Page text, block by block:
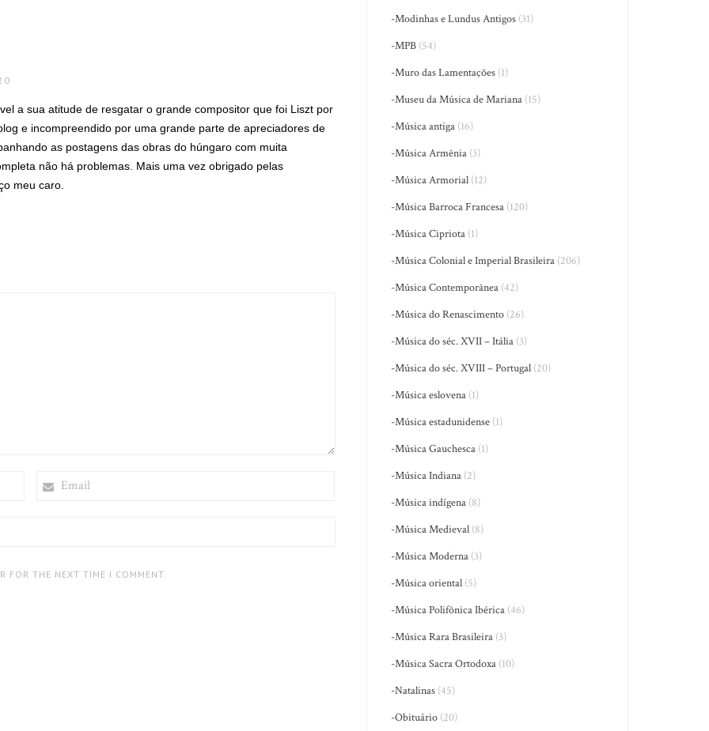
a sua atitude de resgatar o grande compositor que foi Liszt por
e incompreendido por uma grande parte de apreciadores de
as postagens das obras do húngaro com muita
não há problemas. Mais uma vez obrigado pelas
meu caro.
FOR THE NEXT TIME I COMMENT.
-Modinhas e Lundus Antigos (31)
-MPB (54)
-Muro das Lamentações (1)
-Museu da Música de Mariana (15)
-Música antiga (16)
-Música Armênia (3)
-Música Armorial (12)
-Música Barroca Francesa (120)
-Música Cipriota (1)
-Música Colonial e Imperial Brasileira (206)
-Música Contemporânea (42)
-Música do Renascimento (26)
-Música do séc. XVII – Itália (3)
-Música do séc. XVIII – Portugal (20)
-Música eslovena (1)
-Música estadunidense (1)
-Música Gauchesca (1)
-Música Indiana (2)
-Música indígena (8)
-Música Medieval (8)
-Música Moderna (3)
-Música oriental (5)
-Música Polifônica Ibérica (46)
-Música Rara Brasileira (3)
-Música Sacra Ortodoxa (10)
-Natalinas (45)
-Obituário (20)